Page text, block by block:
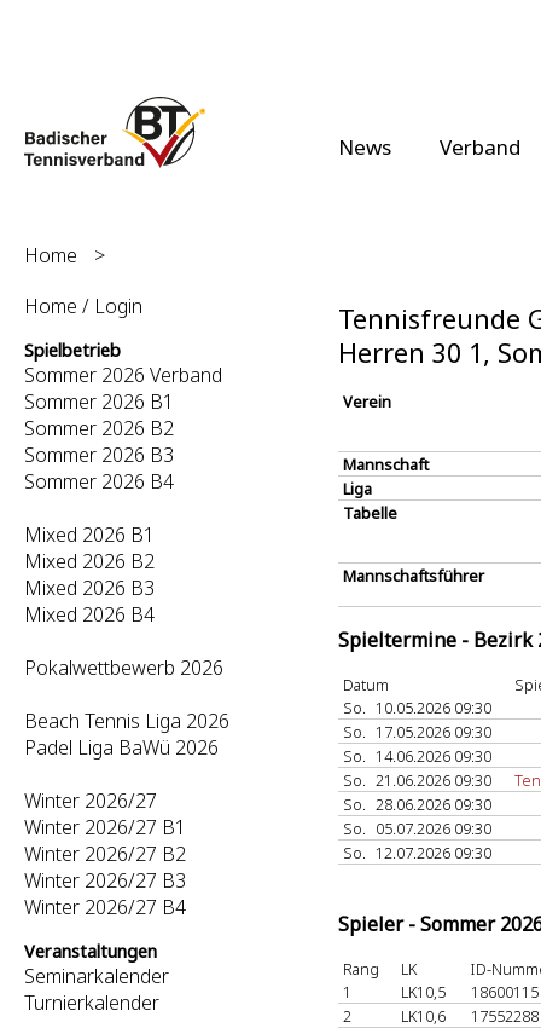
News Verband
Home
>
Home / Login
Spielbetrieb
Sommer 2026 Verband
Sommer 2026 B1
Sommer 2026 B2
Sommer 2026 B3
Sommer 2026 B4
Mixed 2026 B1
Mixed 2026 B2
Mixed 2026 B3
Mixed 2026 B4
Pokalwettbewerb 2026
Beach Tennis Liga 2026
Padel Liga BaWü 2026
Winter 2026/27
Winter 2026/27 B1
Winter 2026/27 B2
Winter 2026/27 B3
Winter 2026/27 B4
Veranstaltungen
Seminarkalender
Turnierkalender
Tennisfreunde
Herren 30 1,
Verein
Mannschaft
Liga
Tabelle
Mannschaftsführer
Spieltermine - Bezirk
Datum
So. 10.05.2026 09:30
So. 17.05.2026 09:30
So. 14.06.2026 09:30
So. 21.06.2026 09:30
So. 28.06.2026 09:30
So. 05.07.2026 09:30
So. 12.07.2026 09:30
Spieler - Sommer
Rang LK
ID-
1
LK10,5
18600115
2
LK10,6
17552288